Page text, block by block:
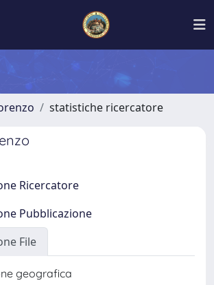
statistiche ricercatore
Ricercatore
Pubblicazione
File
geografica